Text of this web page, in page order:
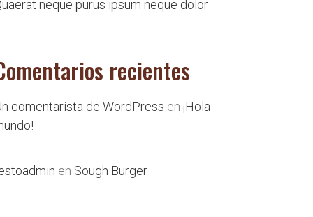
neque purus ipsum neque dolor
recientes
comentarista de WordPress en ¡Hola
en Sough Burger